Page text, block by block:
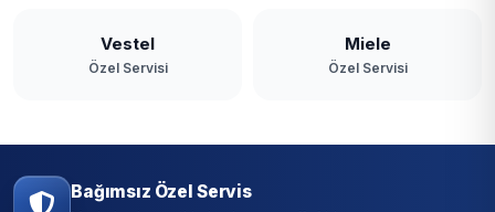
Vestel
Özel Servisi
Miele
Özel Servisi
Bağımsız Özel Servis